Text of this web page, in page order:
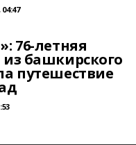
76-летняя
башкирского
путешествие